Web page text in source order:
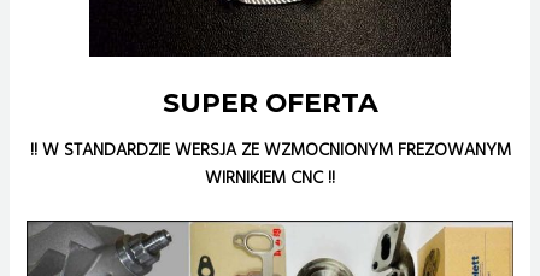
SUPER OFERTA
!! W STANDARDZIE WERSJA ZE WZMOCNIONYM FREZOWANYM
WIRNIKIEM CNC !!